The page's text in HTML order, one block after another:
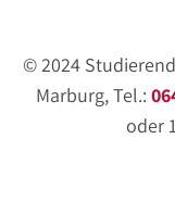
© 2024
Marburg, Tel.:
oder